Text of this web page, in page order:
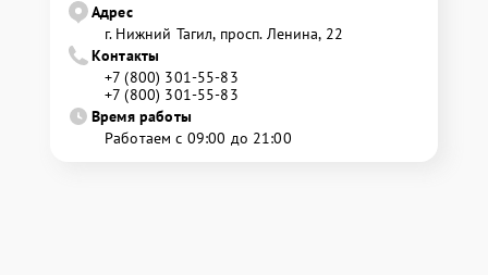
Адрес
г. Нижний Тагил, просп. Ленина, 22
Контакты
+7 (800) 301-55-83
+7 (800) 301-55-83
Время работы
Работаем с 09:00 до 21:00